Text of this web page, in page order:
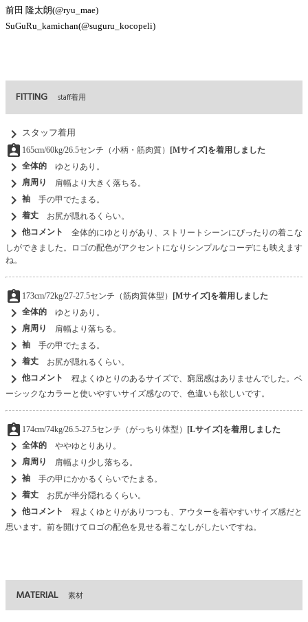
前田 隆太朗(@ryu_mae)
SuGuRu_kamichan(@suguru_kocopeli)
FITTING staff着用
chevron_right スタッフ着用
assignment_ind 165cm/60kg/26.5センチ（小柄・筋肉質） [Mサイズ]を着用しました
chevron_right 全体的 ゆとりあり。
chevron_right 肩周り 肩幅より大きく落ちる。
chevron_right 袖 手の甲でたまる。
chevron_right 着丈 お尻が隠れるくらい。
chevron_right 他コメント 全体的にゆとりがあり、ストリートシーンにぴったりの着こな
しができました。ロゴの配色がアクセントになりシンプルなコーデにも映えます
ね。
assignment_ind 173cm/72kg/27-27.5センチ（筋肉質体型） [Mサイズ]を着用しました
chevron_right 全体的 ゆとりあり。
chevron_right 肩周り 肩幅より落ちる。
chevron_right 袖 手の甲でたまる。
chevron_right 着丈 お尻が隠れるくらい。
chevron_right 他コメント 程よくゆとりのあるサイズで、窮屈感はありませんでした。ベ
ーシックなカラーと使いやすいサイズ感なので、色違いも欲しいです。
assignment_ind 174cm/74kg/26.5-27.5センチ（がっちり体型） [Lサイズ]を着用しました
chevron_right 全体的 ややゆとりあり。
chevron_right 肩周り 肩幅より少し落ちる。
chevron_right 袖 手の甲にかかるくらいでたまる。
chevron_right 着丈 お尻が半分隠れるくらい。
chevron_right 他コメント 程よくゆとりがありつつも、アウターを着やすいサイズ感だと
思います。前を開けてロゴの配色を見せる着こなしがしたいですね。
MATERIAL 素材